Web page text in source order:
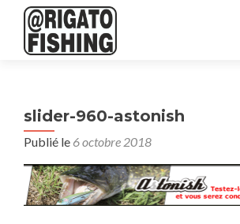
slider-960-astonish
Publié le 6 octobre 2018